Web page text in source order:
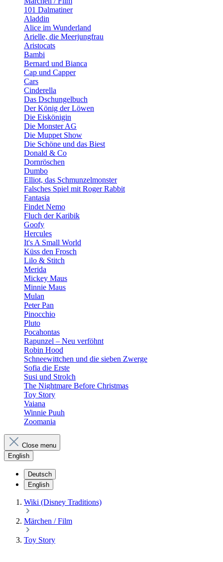
101 Dalmatiner
Aladdin
Alice im Wunderland
Arielle, die Meerjungfrau
Aristocats
Bambi
Bernard und Bianca
Cap und Capper
Cars
Cinderella
Das Dschungelbuch
Der König der Löwen
Die Eiskönigin
Die Monster AG
Die Muppet Show
Die Schöne und das Biest
Donald & Co
Dornröschen
Dumbo
Elliot, das Schmunzelmonster
Falsches Spiel mit Roger Rabbit
Fantasia
Findet Nemo
Fluch der Karibik
Goofy
Hercules
It's A Small World
Küss den Frosch
Lilo & Stitch
Merida
Mickey Maus
Minnie Maus
Mulan
Peter Pan
Pinocchio
Pluto
Pocahontas
Rapunzel – Neu verföhnt
Robin Hood
Schneewittchen und die sieben Zwerge
Sofia die Erste
Susi und Strolch
The Nightmare Before Christmas
Toy Story
Vaiana
Winnie Puuh
Zoomania
Close menu
English
Deutsch
English
Wiki (Disney Traditions)
Märchen / Film
Toy Story